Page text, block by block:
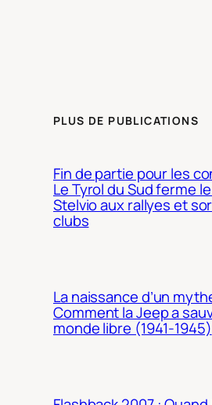
PLUS DE PUBLICATIONS
Fin de partie pour les
Le Tyrol du Sud ferme
Stelvio aux rallyes et
clubs
La naissance d’un
Comment la Jeep a
monde libre (1941-1945)